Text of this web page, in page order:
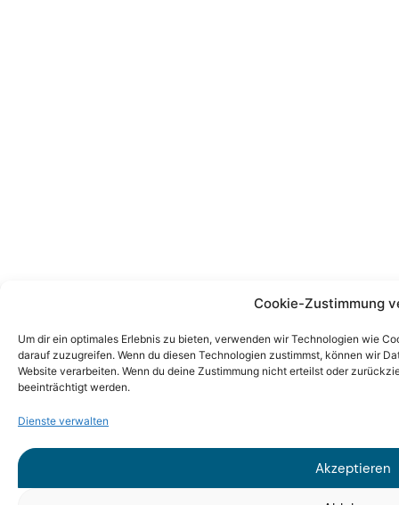
Cookie-Zustimmung
Um dir ein optimales Erlebnis zu bieten, verwenden wir Technologien wie
darauf zuzugreifen. Wenn du diesen Technologien zustimmst, können wir
Website verarbeiten. Wenn du deine Zustimmung nicht erteilst oder
beeinträchtigt werden.
Dienste verwalten
Akzeptieren